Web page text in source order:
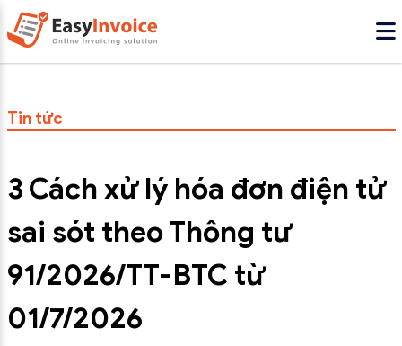
Tin tức
3 Cách xử lý hóa đơn điện tử
sai sót theo Thông tư
91/2026/TT-BTC từ
01/7/2026